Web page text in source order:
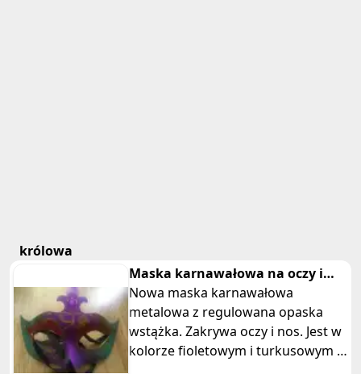
królowa
Maska karnawałowa na oczy i
nos fioletowa turkusowa wstążka
Nowa maska karnawałowa
metalowa z regulowana opaska
wstążka. Zakrywa oczy i nos. Jest w
kolorze fioletowym i turkusowym z